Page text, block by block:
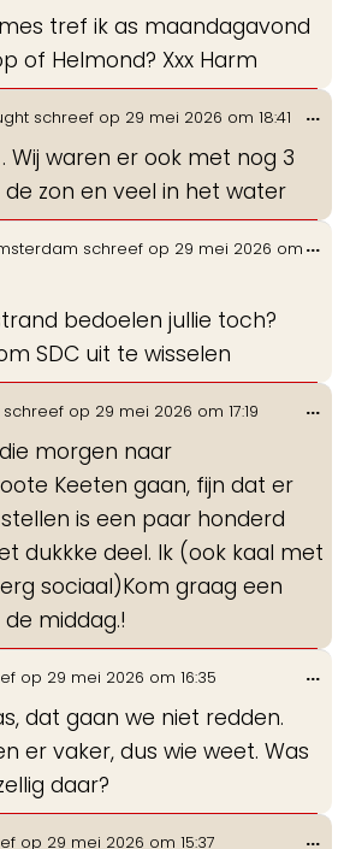
tref ik as maandagavond
of Helmond? Xxx Harm
schreef op 29 mei 2026 om 18:41
Wij waren er ook met nog 3
zon en veel in het water
...
schreef op 29 mei 2026 om
bedoelen jullie toch?
SDC uit te wisselen
...
schreef op 29 mei 2026 om 17:19
morgen naar
Keeten gaan, fijn dat er
is een paar honderd
dukkke deel. Ik (ook kaal met
sociaal)Kom graag een
middag.!
...
op 29 mei 2026 om 16:35
dat gaan we niet redden.
er vaker, dus wie weet. Was
daar?
...
op 29 mei 2026 om 15:37 ...